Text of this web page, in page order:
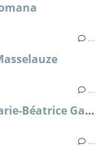
La falaise de la Repentie, tome 1 ; Marie-Béatrice Gauvin